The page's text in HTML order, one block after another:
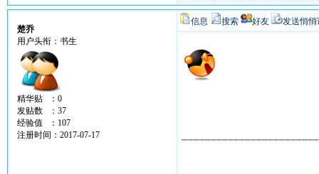
楚乔
用户头衔：书生
精华贴 ：0
发贴数 ：37
经验值 ：107
注册时间：2017-07-17
信息 搜索 好友 发送悄悄